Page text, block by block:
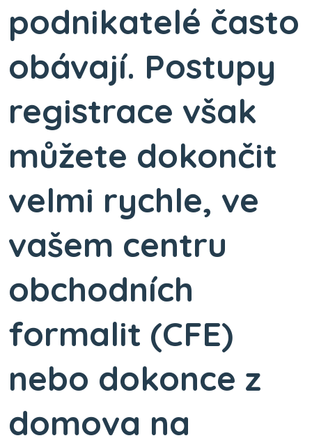
podnikatelé často
obávají. Postupy
registrace však
můžete dokončit
velmi rychle, ve
vašem centru
obchodních
formalit (CFE)
nebo dokonce z
domova na